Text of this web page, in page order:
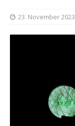
23. November 2023